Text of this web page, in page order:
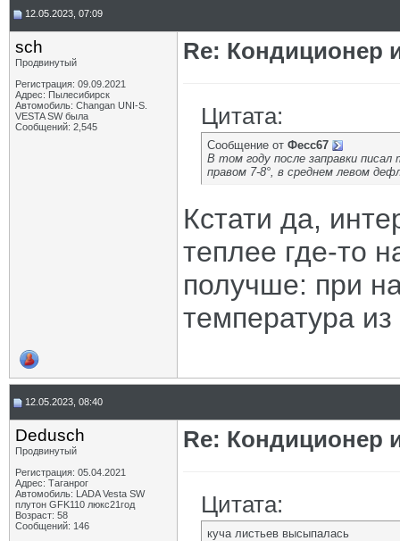
12.05.2023, 07:09
sch
Продвинутый
Регистрация: 09.09.2021
Адрес: Пылесибирск
Автомобиль: Changan UNI-S.
VESTA SW была
Сообщений: 2,545
Re: Кондиционер
Цитата:
Сообщение от Фесс67
В том году после заправки
правом 7-8°, в среднем левом
Кстати да,
теплее где-то
получше: при
температура
12.05.2023, 08:40
Dedusch
Продвинутый
Регистрация: 05.04.2021
Адрес: Таганрог
Автомобиль: LADA Vesta SW
плутон GFK110 люкс21год
Возраст: 58
Сообщений: 146
Re: Кондиционер
Цитата:
куча листьев высыпалась